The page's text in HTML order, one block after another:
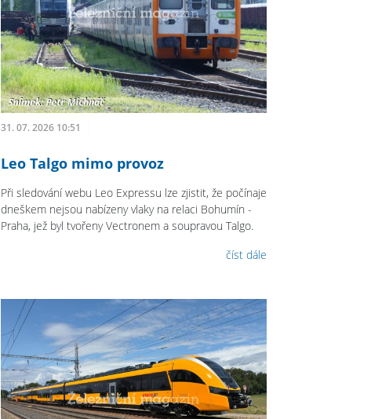
31. 07. 2026 10:51
Leo Talgo mimo provoz
Při sledování webu Leo Expressu lze zjistit, že počínaje
dneškem nejsou nabízeny vlaky na relaci Bohumín -
Praha, jež byl tvořeny Vectronem a soupravou Talgo.
číst dále